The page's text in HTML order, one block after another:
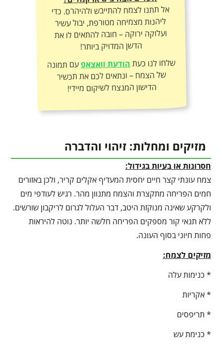
אל תתנו לצמח להתייבש ולהיהרס. כדי
ליהנות מצמיחה מטורפת, יבול עשיר
ועלוקה ירוקה – חובה להתאים לו את
הדשן המדויק ביותר!
שלחו לנו כעתהודעת וואצאפעם תמונה
של הצמח – ונתאים לכם את תכשיר
הדישון המנצח לשיקום מיידי!
מזיקים ומחלות: זיהוי והדברה
חסרונות או בעיות בגידול:
צמח עונתי קצר חיים יחסית המעדיף אקלים קריר, ולכן באזורים
חמים הפריחה מתקצרת והצמח מתנוון מהר. רגיש לעודפי מים
ולקרקע שאינה מנוקזת היטב, דבר העלול לגרום לריקבון שורשים.
ללא תנאי קור מספקים הפריחה חלשה יותר. נוטה להיראות
פחות חיוני בסוף העונה.
מזיקים לצמח:
* כנימות עלה
* אקריות
* תריפסים
* כנימת עש